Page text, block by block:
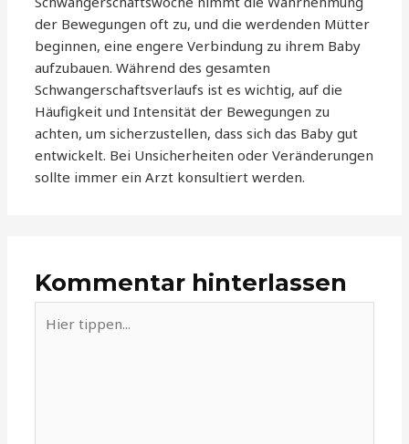
der Bewegungen oft zu, und die werdenden Mütter
beginnen, eine engere Verbindung zu ihrem Baby
aufzubauen. Während des gesamten
Schwangerschaftsverlaufs ist es wichtig, auf die
Häufigkeit und Intensität der Bewegungen zu
achten, um sicherzustellen, dass sich das Baby gut
entwickelt. Bei Unsicherheiten oder Veränderungen
sollte immer ein Arzt konsultiert werden.
Kommentar hinterlassen
tippen...